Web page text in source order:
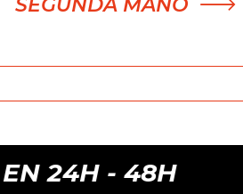
SEGUNDA MANO
24H - 48H